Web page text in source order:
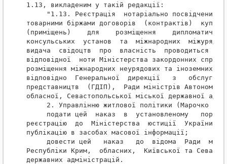
1.13, викладеним у такій редакції:
"1.13. Реєстрація  нотаріально посвідчених
товарними біржами договорів  (контрактів)
(приміщень)    для    розміщення    дипломатичних
консульських  установ  та  міжнародних
видача  свідоцтв  про  власність  проводиться
відповідної  ноти Міністерства закордонних
розміщення міжнародних неурядових та іноземних
відповідно  Генеральної  дирекції   з
представництв  (ГДІП),  Ради міністрів
обласної, Севастопольської міської державної
2. Управлінню житлової політики (Марочко
подати цей  наказ  в  установленому
реєстрацію  до  Міністерства  юстиції  України та
публікацію в засобах масової інформації;
довести цей   наказ   до  відома  Ради
Республіки Крим,  обласних,  Київської та
державних адміністрацій.